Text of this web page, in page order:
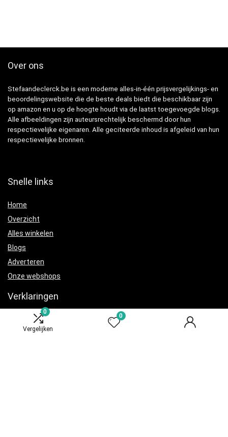
0
Vergelijken
0
Over ons
Stefaandeclerck.be is een moderne alles-in-één prijsvergelijkings- en
beoordelingswebsite die de beste deals biedt die beschikbaar zijn
op amazon en u op de hoogte houdt via de laatst toegevoegde blogs.
Alle afbeeldingen zijn auteursrechtelijk beschermd door hun
respectievelijke eigenaren. Alle geciteerde inhoud is afgeleid van hun
respectievelijke bronnen.
Snelle links
Home
Overzicht
Alles winkelen
Blogs
Adverteren
Onze webshops
Verklaringen
Privacybeleid
algemene voorwaarden